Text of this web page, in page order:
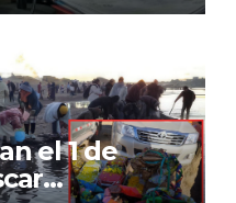
el 1 de